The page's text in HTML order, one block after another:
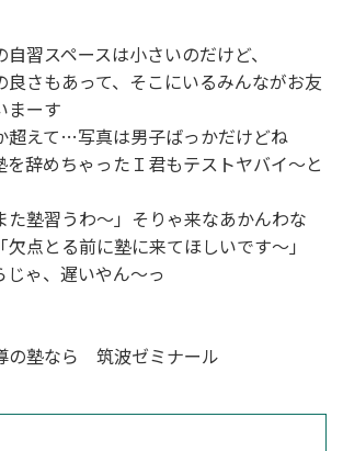
習スペースは小さいのだけど、
良さもあって、そこにいるみんながお友
まーす
超えて…写真は男子ばっかだけどね
辞めちゃったＩ君もテストヤバイ～と
た塾習うわ～」そりゃ来なあかんわな
点とる前に塾に来てほしいです～」
じゃ、遅いやん～っ
の塾なら 筑波ゼミナール